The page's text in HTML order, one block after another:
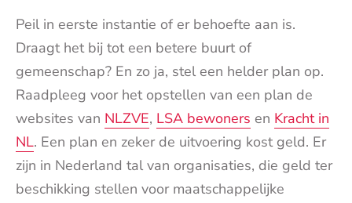
Peil in eerste instantie of er behoefte aan is.
Draagt het bij tot een betere buurt of
gemeenschap? En zo ja, stel een helder plan op.
Raadpleeg voor het opstellen van een plan de
websites van NLZVE, LSA bewoners en Kracht in
NL. Een plan en zeker de uitvoering kost geld. Er
zijn in Nederland tal van organisaties, die geld ter
beschikking stellen voor maatschappelijke